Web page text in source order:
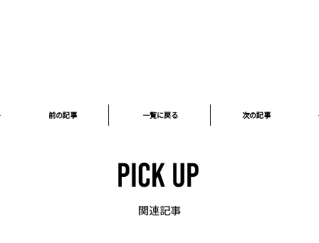
前の記事 一覧に戻る 次の記事
関連記事